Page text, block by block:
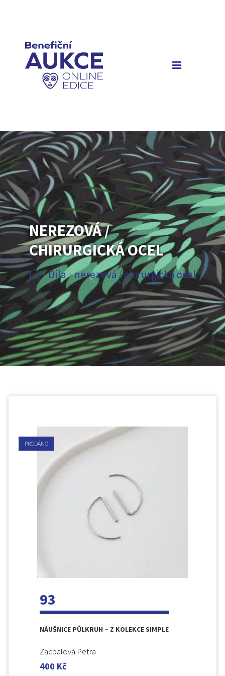
NEREZOVÁ /
CHIRURGICKÁ OCEL
/ Díla / nerezová / chirurgická ocel
PRODÁNO
93
NÁUŠNICE PŮLKRUH – Z KOLEKCE SIMPLE
Zacpalová Petra
400 Kč